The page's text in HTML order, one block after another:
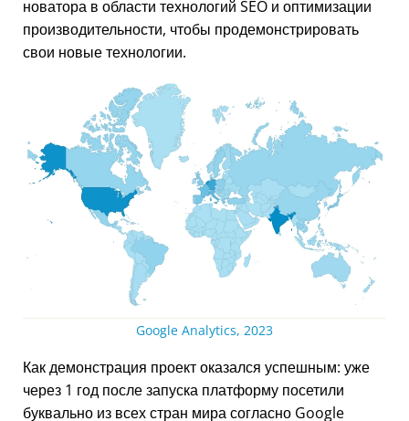
новатора в области технологий SEO и оптимизации
производительности, чтобы продемонстрировать
свои новые технологии.
Google Analytics, 2023
Как демонстрация проект оказался успешным: уже
через 1 год после запуска платформу посетили
буквально из всех стран мира согласно Google